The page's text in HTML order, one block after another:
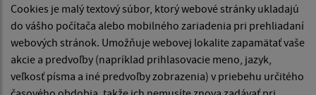
Cookies je malý textový súbor, ktorý webové stránky ukladajú
do vášho počítača alebo mobilného zariadenia pri prehliadaní
webových stránok. Umožňuje webovej lokalite zapamätať vaše
akcie a predvoľby (napríklad prihlasovacie meno, jazyk,
veľkosť písma a iné predvoľby zobrazenia) v priebehu určitého